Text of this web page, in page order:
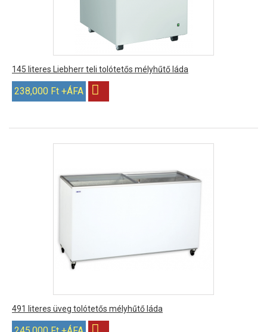
145 literes Liebherr teli tolótetős mélyhűtő láda
238,000 Ft +ÁFA
491 literes üveg tolótetős mélyhűtő láda